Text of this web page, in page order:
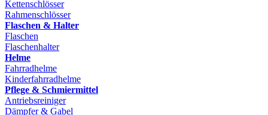
Kettenschlösser
Rahmenschlösser
Flaschen & Halter
Flaschen
Flaschenhalter
Helme
Fahrradhelme
Kinderfahrradhelme
Pflege & Schmiermittel
Antriebsreiniger
Dämpfer & Gabel